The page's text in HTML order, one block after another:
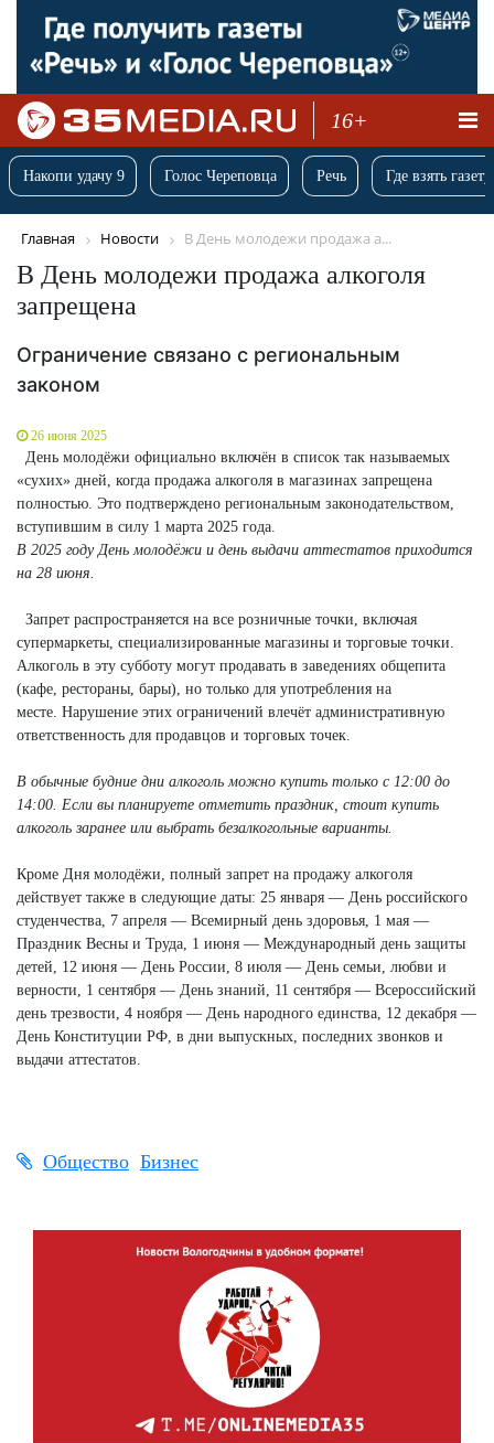
16+
Накопи удачу 9 Голос Череповца Речь Где взять
Главная Новости В День молодежи продажа а...
В День молодежи продажа алкоголя
запрещена
Ограничение связано с региональным
законом
26 июня 2025
День молодёжи официально включён в список так называемых
«сухих» дней, когда продажа алкоголя в магазинах запрещена
полностью. Это подтверждено региональным законодательством,
вступившим в силу 1 марта 2025 года.
В 2025 году День молодёжи и день выдачи аттестатов приходится
на 28 июня.
Запрет распространяется на все розничные точки, включая
супермаркеты, специализированные магазины и торговые точки.
Алкоголь в эту субботу могут продавать в заведениях общепита
(кафе, рестораны, бары), но только для употребления на
месте. Нарушение этих ограничений влечёт административную
ответственность для продавцов и торговых точек.
В обычные будние дни алкоголь можно купить только с 12:00 до
14:00. Если вы планируете отметить праздник, стоит купить
алкоголь заранее или выбрать безалкогольные варианты.
Кроме Дня молодёжи, полный запрет на продажу алкоголя
действует также в следующие даты: 25 января — День российского
студенчества, 7 апреля — Всемирный день здоровья, 1 мая —
Праздник Весны и Труда, 1 июня — Международный день защиты
детей, 12 июня — День России, 8 июля — День семьи, любви и
верности, 1 сентября — День знаний, 11 сентября — Всероссийский
день трезвости, 4 ноября — День народного единства, 12 декабря —
День Конституции РФ, в дни выпускных, последних звонков и
выдачи аттестатов.
Общество Бизнес